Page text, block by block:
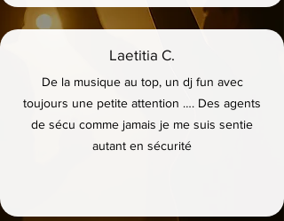
Laetitia C.
De la musique au top, un dj fun avec
toujours une petite attention …. Des agents
de sécu comme jamais je me suis sentie
autant en sécurité